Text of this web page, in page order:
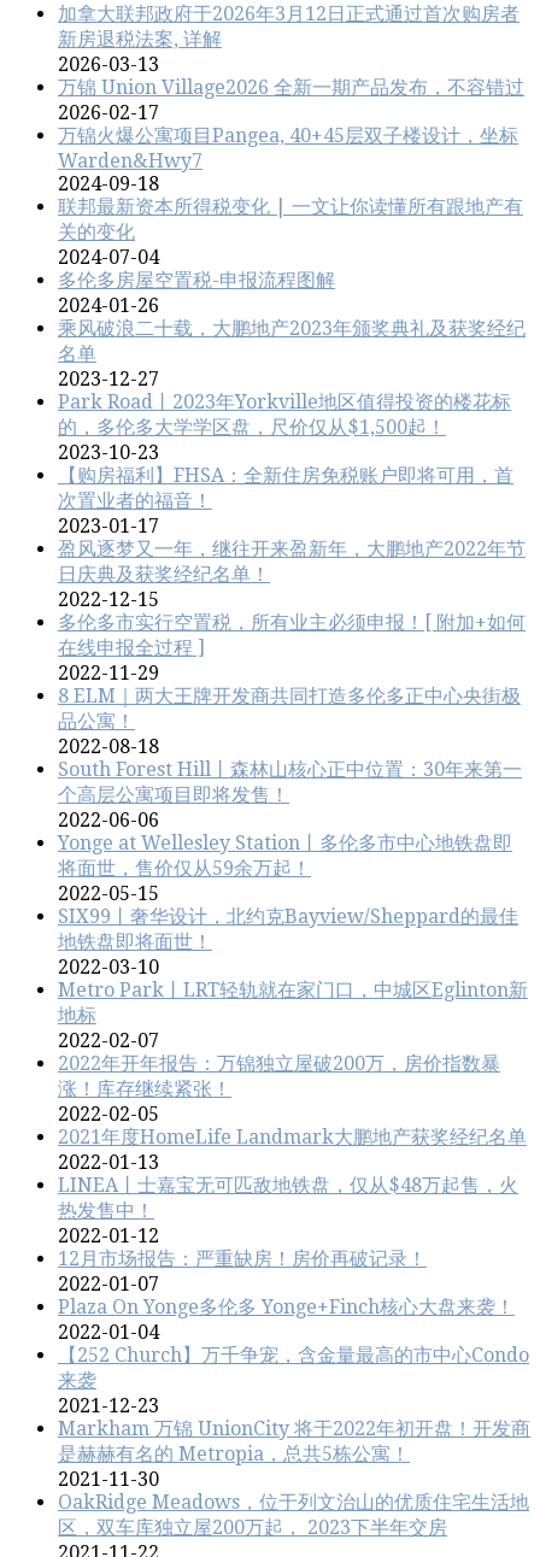
加拿大联邦政府于2026年3月12日正式通过首次购房者
新房退税法案, 详解
2026-03-13
万锦 Union Village2026 全新一期产品发布，不容错过
2026-02-17
万锦火爆公寓项目Pangea, 40+45层双子楼设计，坐标
Warden&Hwy7
2024-09-18
联邦最新资本所得税变化 | 一文让你读懂所有跟地产有
关的变化
2024-07-04
多伦多房屋空置税-申报流程图解
2024-01-26
乘风破浪二十载，大鹏地产2023年颁奖典礼及获奖经纪
名单
2023-12-27
Park Road丨2023年Yorkville地区值得投资的楼花标
的，多伦多大学学区盘，尺价仅从$1,500起！
2023-10-23
【购房福利】FHSA：全新住房免税账户即将可用，首
次置业者的福音！
2023-01-17
盈风逐梦又一年，继往开来盈新年，大鹏地产2022年节
日庆典及获奖经纪名单！
2022-12-15
多伦多市实行空置税，所有业主必须申报！[ 附加+如何
在线申报全过程 ]
2022-11-29
8 ELM｜两大王牌开发商共同打造多伦多正中心央街极
品公寓！
2022-08-18
South Forest Hill丨森林山核心正中位置：30年来第一
个高层公寓项目即将发售！
2022-06-06
Yonge at Wellesley Station丨多伦多市中心地铁盘即
将面世，售价仅从59余万起！
2022-05-15
SIX99丨奢华设计，北约克Bayview/Sheppard的最佳
地铁盘即将面世！
2022-03-10
Metro Park丨LRT轻轨就在家门口，中城区Eglinton新
地标
2022-02-07
2022年开年报告：万锦独立屋破200万，房价指数暴
涨！库存继续紧张！
2022-02-05
2021年度HomeLife Landmark大鹏地产获奖经纪名单
2022-01-13
LINEA丨士嘉宝无可匹敌地铁盘，仅从$48万起售，火
热发售中！
2022-01-12
12月市场报告：严重缺房！房价再破记录！
2022-01-07
Plaza On Yonge多伦多 Yonge+Finch核心大盘来袭！
2022-01-04
【252 Church】万千争宠，含金量最高的市中心Condo
来袭
2021-12-23
Markham 万锦 UnionCity 将于2022年初开盘！开发商
是赫赫有名的 Metropia，总共5栋公寓！
2021-11-30
OakRidge Meadows，位于列文治‬山的优质住宅生活地
区，双车库独立屋200万起， 2023下半年交房